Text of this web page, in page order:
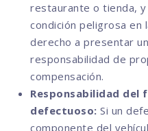
restaurante o tienda,
condición peligrosa
derecho a presentar
responsabilidad de
compensación.
Responsabilidad
defectuoso: Si un
componente del